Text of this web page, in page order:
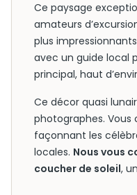
Ce paysage
amateurs
plus
avec un guide local
principal, haut
Ce décor quasi
photographes. Vous
façonnant les
locales. Nous vous
coucher de soleil,